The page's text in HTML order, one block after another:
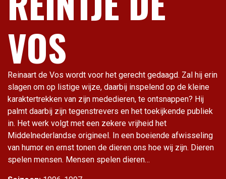
VOS
Reinaart de Vos wordt voor het gerecht gedaagd. Zal hij erin
slagen om op listige wijze, daarbij inspelend op de kleine
karaktertrekken van zijn mededieren, te ontsnappen? Hij
palmt daarbij zijn tegenstrevers en het toekijkende publiek
in. Het werk volgt met een zekere vrijheid het
Middelnederlandse origineel. In een boeiende afwisseling
van humor en ernst tonen de dieren ons hoe wij zijn. Dieren
spelen mensen. Mensen spelen dieren…